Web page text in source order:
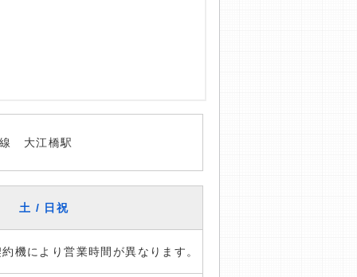
大江橋駅
土 / 日祝
機により営業時間が異なります。